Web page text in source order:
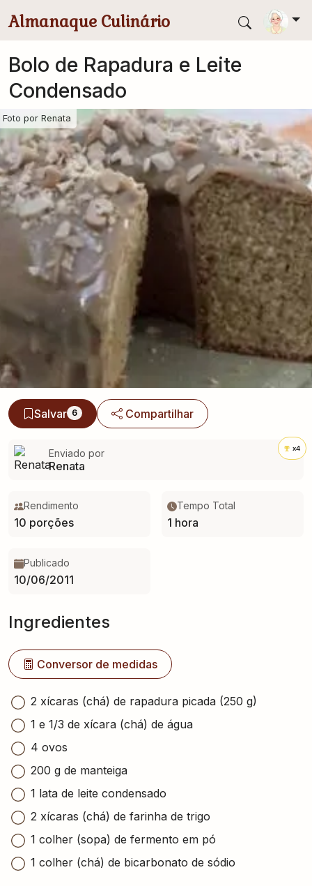
Almanaque Culinário
Bolo de Rapadura e Leite
Condensado
Foto por Renata
Salvar 6 Compartilhar
Enviado por
Renata
x4
Rendimento
10 porções
Tempo Total
1 hora
Publicado
10/06/2011
Ingredientes
Conversor de medidas
2 xícaras (chá) de rapadura picada (250 g)
1 e 1/3 de xícara (chá) de água
4 ovos
200 g de manteiga
1 lata de leite condensado
2 xícaras (chá) de farinha de trigo
1 colher (sopa) de fermento em pó
1 colher (chá) de bicarbonato de sódio